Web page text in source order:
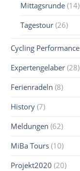
Mittagsrunde (14)
Tagestour (26)
Cycling Performance
Expertengelaber (28)
Ferienradeln (8)
History (7)
Meldungen (62)
MiBa Tours (10)
Projekt2020 (20)